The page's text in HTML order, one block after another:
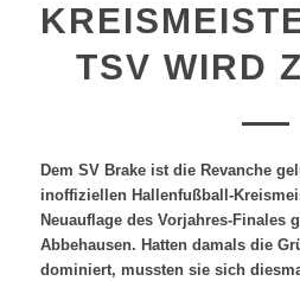
TSV WIRD
Dem SV Brake ist die Revanche
inoffiziellen Hallenfußball-
Neuauflage des Vorjahres-Finales
Abbehausen. Hatten damals die
dominiert, mussten sie sich